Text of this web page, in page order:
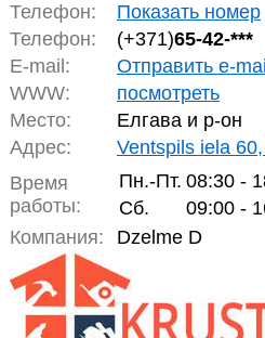
Телефон:
Показать номер
Телефон:
(+371)65-42-***
E-mail:
Отправить e-mail
WWW:
посмотреть
Место:
Елгава и р-он
Адрес:
Ventspils iela
Время
работы:
Пн.-Пт. 08:30 -
Сб.
09:00 -
Компания:
Dzelme D